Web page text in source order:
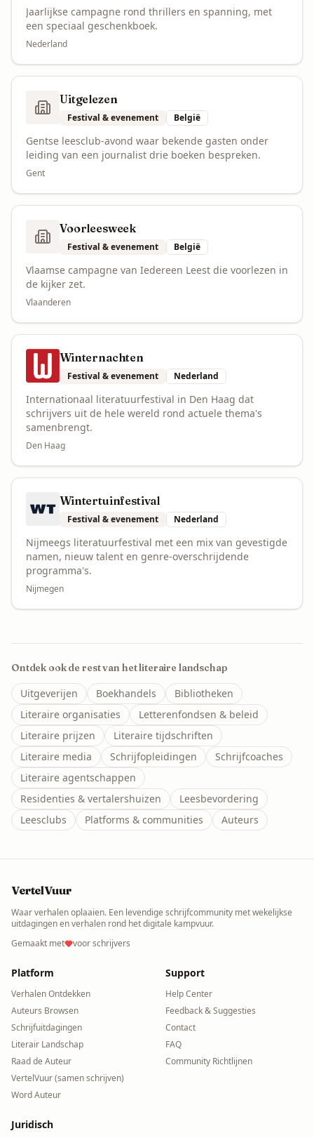
Jaarlijkse campagne rond thrillers en spanning, met
een speciaal geschenkboek.
Nederland
Uitgelezen
Festival & evenement België
Gentse leesclub-avond waar bekende gasten onder
leiding van een journalist drie boeken bespreken.
Gent
Voorleesweek
Festival & evenement België
Vlaamse campagne van Iedereen Leest die voorlezen in
de kijker zet.
Vlaanderen
Winternachten
Festival & evenement Nederland
Internationaal literatuurfestival in Den Haag dat
schrijvers uit de hele wereld rond actuele thema's
samenbrengt.
Den Haag
Wintertuinfestival
Festival & evenement Nederland
Nijmeegs literatuurfestival met een mix van gevestigde
namen, nieuw talent en genre-overschrijdende
programma's.
Nijmegen
Ontdek ook de rest van het literaire landschap
Uitgeverijen Boekhandels
Bibliotheken
Literaire organisaties
Letterenfondsen & beleid
Literaire prijzen
Literaire tijdschriften
Literaire media
Schrijfopleidingen
Schrijfcoaches
Literaire agentschappen
Residenties & vertalershuizen
Leesbevordering
Leesclubs
Platforms & communities Auteurs
VertelVuur
Waar verhalen oplaaien. Een levendige schrijfcommunity met wekelijkse
uitdagingen en verhalen rond het digitale kampvuur.
Gemaakt met
voor schrijvers
Platform
Verhalen Ontdekken
Auteurs Browsen
Schrijfuitdagingen
Literair Landschap
Raad de Auteur
VertelVuur (samen schrijven)
Word Auteur
Support
Help Center
Feedback & Suggesties
Contact
FAQ
Community Richtlijnen
Juridisch